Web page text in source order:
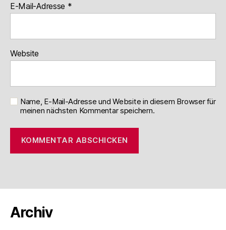
E-Mail-Adresse *
Website
Name, E-Mail-Adresse und Website in diesem Browser für
meinen nächsten Kommentar speichern.
Archiv